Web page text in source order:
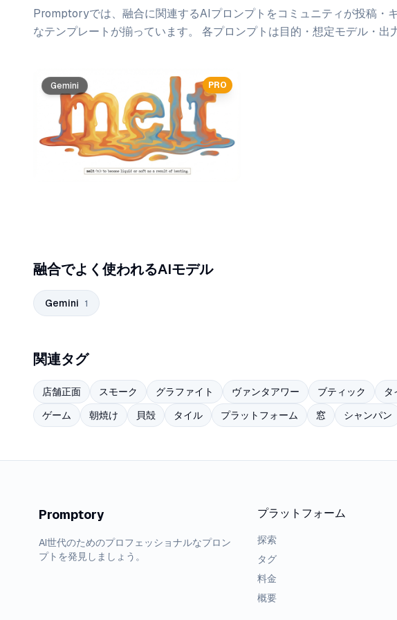
Promptoryでは、 融合に関連するAIプロンプトをコミュニティが投稿・
なテンプレートが揃っています。 各プロンプトは目的・想定モデル・
プロンプト一覧
PRO
Gemini
融合でよく使われるAIモデル
Gemini 1
関連タグ
店舗正面 スモーク グラファイト ヴァンタアワー ブティック タ
ゲーム
朝焼け 貝殻 タイル プラットフォーム 窓 シャンパン
Promptory
AI世代のためのプロフェッショナルなプロン
プトを発見しましょう。
プラットフォーム
探索
タグ
料金
概要